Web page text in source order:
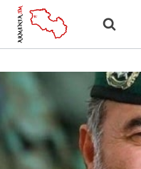
Перейти